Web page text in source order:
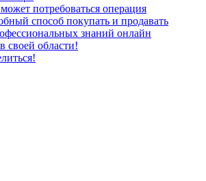
потребоваться операция
способ покупать и продавать
знаний онлайн
своей области!